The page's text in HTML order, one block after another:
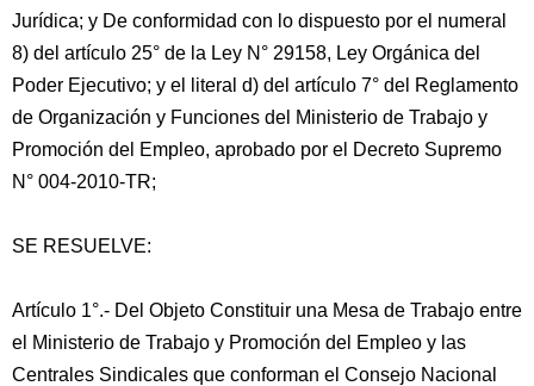
Jurídica; y De conformidad con lo dispuesto por el numeral
8) del artículo 25° de la Ley N° 29158, Ley Orgánica del
Poder Ejecutivo; y el literal d) del artículo 7° del Reglamento
de Organización y Funciones del Ministerio de Trabajo y
Promoción del Empleo, aprobado por el Decreto Supremo
N° 004-2010-TR;
SE RESUELVE:
Artículo 1°.- Del Objeto Constituir una Mesa de Trabajo entre
el Ministerio de Trabajo y Promoción del Empleo y las
Centrales Sindicales que conforman el Consejo Nacional